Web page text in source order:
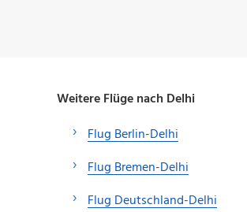
Weitere Flüge nach Delhi
Flug Berlin-Delhi
Flug Bremen-Delhi
Flug Deutschland-Delhi